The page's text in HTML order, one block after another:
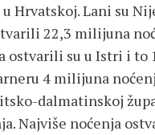
Hrvatskoj. Lani su
22,3 milijuna
ostvarili su u Istri i to
4 milijuna
dalmatinskoj
Najviše noćenja